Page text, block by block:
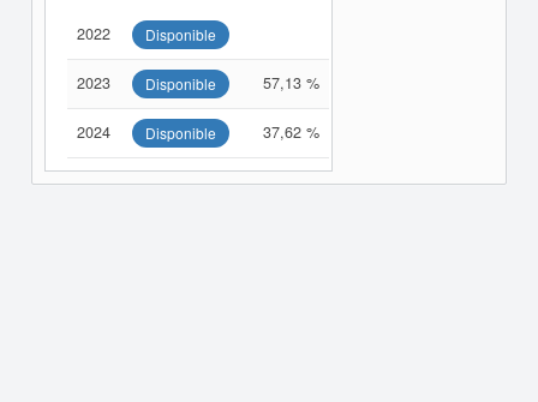
2022 Disponible
2023 Disponible 57,13 %
2024 Disponible 37,62 %